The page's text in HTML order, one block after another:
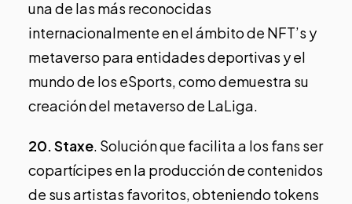
una de las más reconocidas
internacionalmente en el ámbito de NFT’s y
metaverso para entidades deportivas y el
mundo de los eSports, como demuestra su
creación del metaverso de LaLiga.
20.Staxe. Solución que facilita a los fans ser
copartícipes en la producción de contenidos
de sus artistas favoritos, obteniendo tokens